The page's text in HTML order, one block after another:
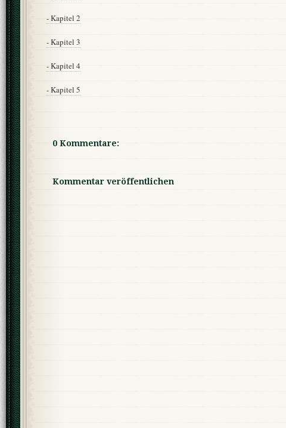
- Kapitel 2
- Kapitel 3
- Kapitel 4
- Kapitel 5
0 Kommentare:
Kommentar veröffentlichen